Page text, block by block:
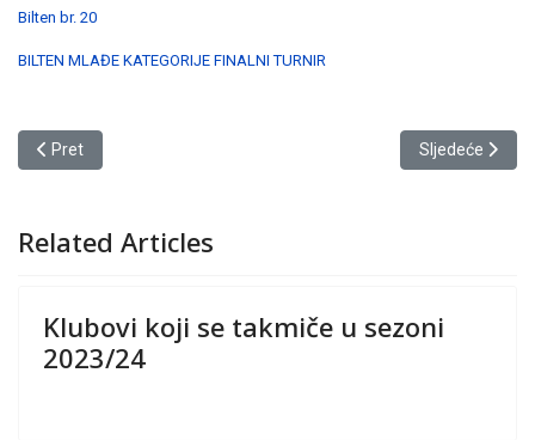
Bilten br. 20
BILTEN MLAĐE KATEGORIJE FINALNI TURNIR
Prethodni članak: BILTENI 2020/21
Pret Sljedeći članak:
Sljedeće
Related Articles
Klubovi koji se takmiče u sezoni
2023/24